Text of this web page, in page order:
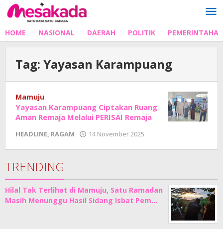
Lewati
ke
HOME NASIONAL DAERAH POLITIK
Tag: Yayasan Karampuang
Mamuju
Yayasan Karampuang Ciptakan Ruang
Aman Remaja Melalui PERISAI Remaja
HEADLINE, RAGAM 14 November 2025
Junaedi
TRENDING
Hilal Tak Terlihat di Mamuju, Satu Ramadan
Masih Menunggu Hasil Sidang Isbat Pem…